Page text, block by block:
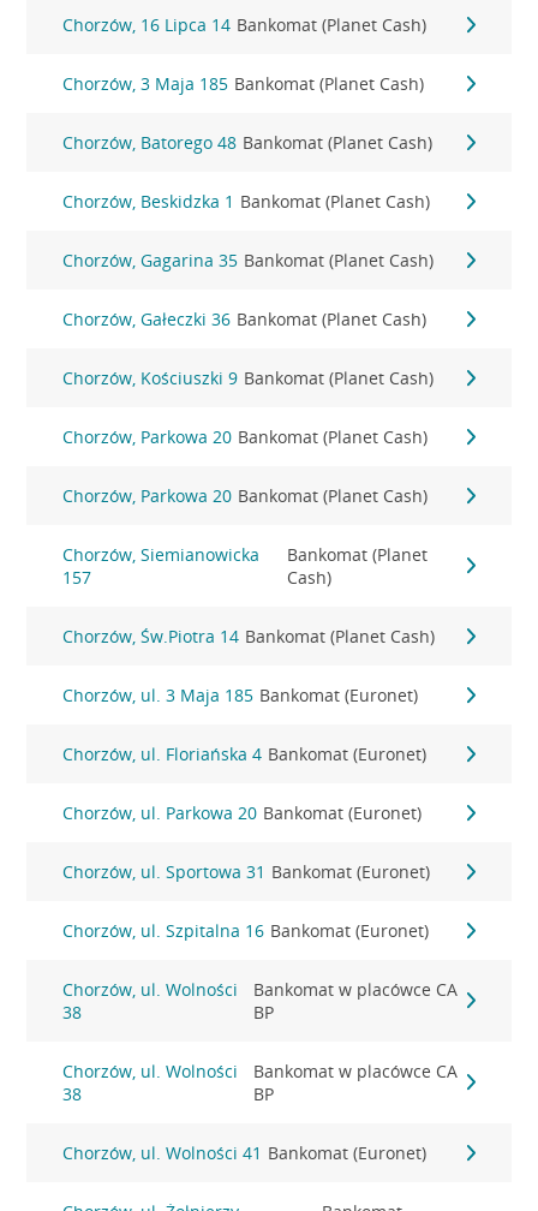
Chorzów, 16 Lipca 14 Bankomat (Planet Cash)
Chorzów, 3 Maja 185 Bankomat (Planet Cash)
Chorzów, Batorego 48 Bankomat (Planet Cash)
Chorzów, Beskidzka 1 Bankomat (Planet Cash)
Chorzów, Gagarina 35 Bankomat (Planet Cash)
Chorzów, Gałeczki 36 Bankomat (Planet Cash)
Chorzów, Kościuszki 9 Bankomat (Planet Cash)
Chorzów, Parkowa 20 Bankomat (Planet Cash)
Chorzów, Parkowa 20 Bankomat (Planet Cash)
Chorzów, Siemianowicka
157
Bankomat (Planet
Cash)
Chorzów, Św.Piotra 14 Bankomat (Planet Cash)
Chorzów, ul. 3 Maja 185 Bankomat (Euronet)
Chorzów, ul. Floriańska 4 Bankomat (Euronet)
Chorzów, ul. Parkowa 20 Bankomat (Euronet)
Chorzów, ul. Sportowa 31 Bankomat (Euronet)
Chorzów, ul. Szpitalna 16 Bankomat (Euronet)
Chorzów, ul. Wolności
38
Bankomat w placówce CA
BP
Chorzów, ul. Wolności
38
Bankomat w placówce CA
BP
Chorzów, ul. Wolności 41 Bankomat (Euronet)